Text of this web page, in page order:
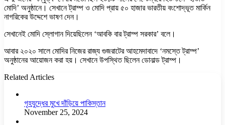
মোদি’ অনুষ্ঠানে। সেখানে ট্রাম্প ও মোদি প্রায় ৫০ হাজার ভারতীয় বংশোদ্ভূত মার্কিন
নাগরিকের উদ্দেশে ভাষণ দেন।
সেখানেই মোদি স্লোগান দিয়েছিলেন ‘আবকি বার ট্রাম্প সরকার’ বলে।
আবার ২০২০ সালে মোদির নিজের রাজ্য গুজরাটের আহমেদাবাদে ‘নমস্তে ট্রাম্প’
অনুষ্ঠানের আয়োজন করা হয়। সেখানে উপস্থিত ছিলেন ডোনাল্ড ট্রাম্প।
Related Articles
গৃহযুদ্ধের মুখে দাঁড়িয়ে পাকিস্তান
November 25, 2024